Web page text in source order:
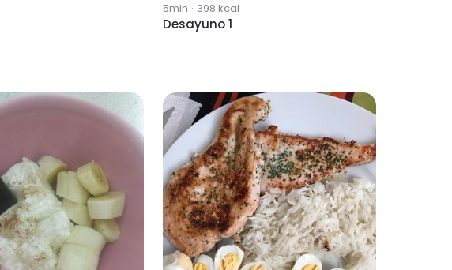
5min · 398 kcal
Desayuno 1